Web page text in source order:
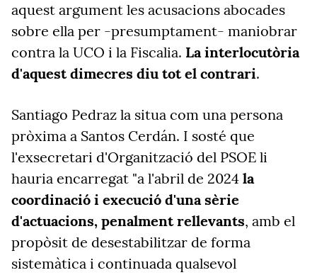
aquest argument les acusacions abocades
sobre ella per -presumptament- maniobrar
contra la UCO i la Fiscalia. La interlocutòria
d'aquest dimecres diu tot el contrari.
Santiago Pedraz la situa com una persona
pròxima a Santos Cerdán. I sosté que
l'exsecretari d'Organització del PSOE li
hauria encarregat "a l'abril de 2024 la
coordinació i execució d'una sèrie
d'actuacions, penalment rellevants, amb el
propòsit de desestabilitzar de forma
sistemàtica i continuada qualsevol